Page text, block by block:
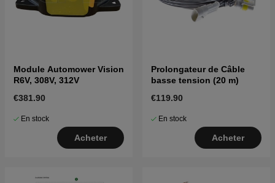
Module Automower Vision
R6V, 308V, 312V
€381.90
En stock
Acheter
Prolongateur de Câble
basse tension (20 m)
€119.90
En stock
Acheter